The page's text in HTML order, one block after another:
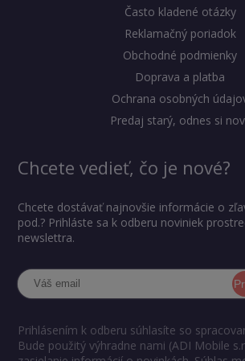
Často kladené otázky
Reklamačný poriadok
Obchodné podmienky
Doprava a platba
Ochrana osobných
Predaj starý, odnes si
Chcete vedieť, čo je nové?
Chcete dostávať najnovšie informácie o
pod.? Prihláste sa k odberu noviniek
newslettra.
Prihlásením k odberu súhlasíte so
Bude použitý výhradne nami (ADI Mobile